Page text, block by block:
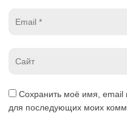
Сохранить моё имя, email
для последующих моих